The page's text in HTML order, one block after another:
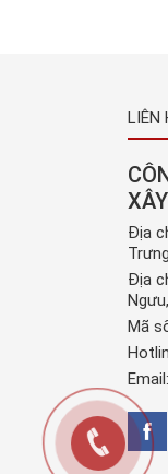
LIÊN
Địa
Địa
Mã
Email: